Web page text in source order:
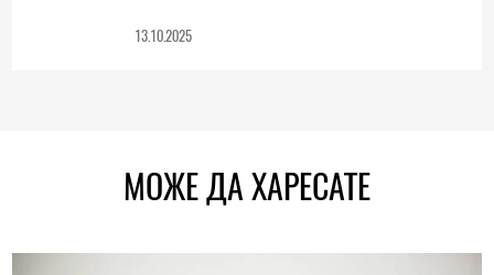
13.10.2025
МОЖЕ ДА ХАРЕСАТЕ